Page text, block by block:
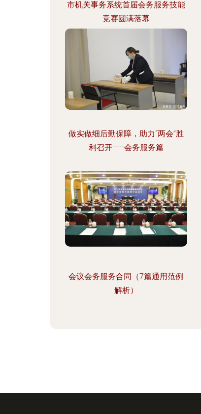
市机关事务系统首届会务服务技能
竞赛圆满落幕
做实做细后勤保障，助力“两会”胜
利召开——会务服务篇
会议会务服务合同（7篇通用范例
解析）